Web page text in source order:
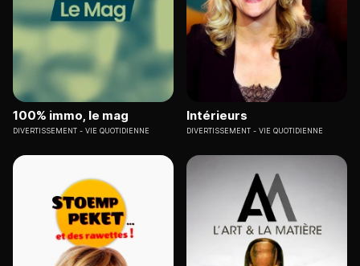
100% immo, le mag
DIVERTISSEMENT VIE QUOTIDIENNE
Intérieurs
DIVERTISSEMENT VIE QUOTIDIENNE